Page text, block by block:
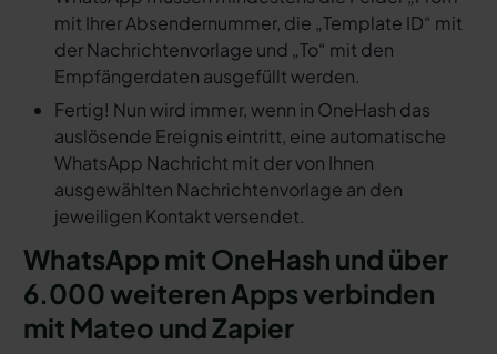
mit Ihrer Absendernummer, die „Template ID“ mit
der Nachrichtenvorlage und „To“ mit den
Empfängerdaten ausgefüllt werden.
Fertig! Nun wird immer, wenn in OneHash das
auslösende Ereignis eintritt, eine automatische
WhatsApp Nachricht mit der von Ihnen
ausgewählten Nachrichtenvorlage an den
jeweiligen Kontakt versendet.
WhatsApp mit OneHash und über
6.000 weiteren Apps verbinden
mit Mateo und Zapier